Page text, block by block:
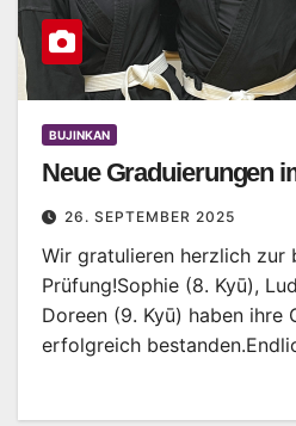
BUJINKAN
Neue Graduierungen
26. SEPTEMBER 2025
Wir gratulieren herzlich zur
Prüfung!Sophie (8. Kyū),
Doreen (9. Kyū) haben ihre
erfolgreich